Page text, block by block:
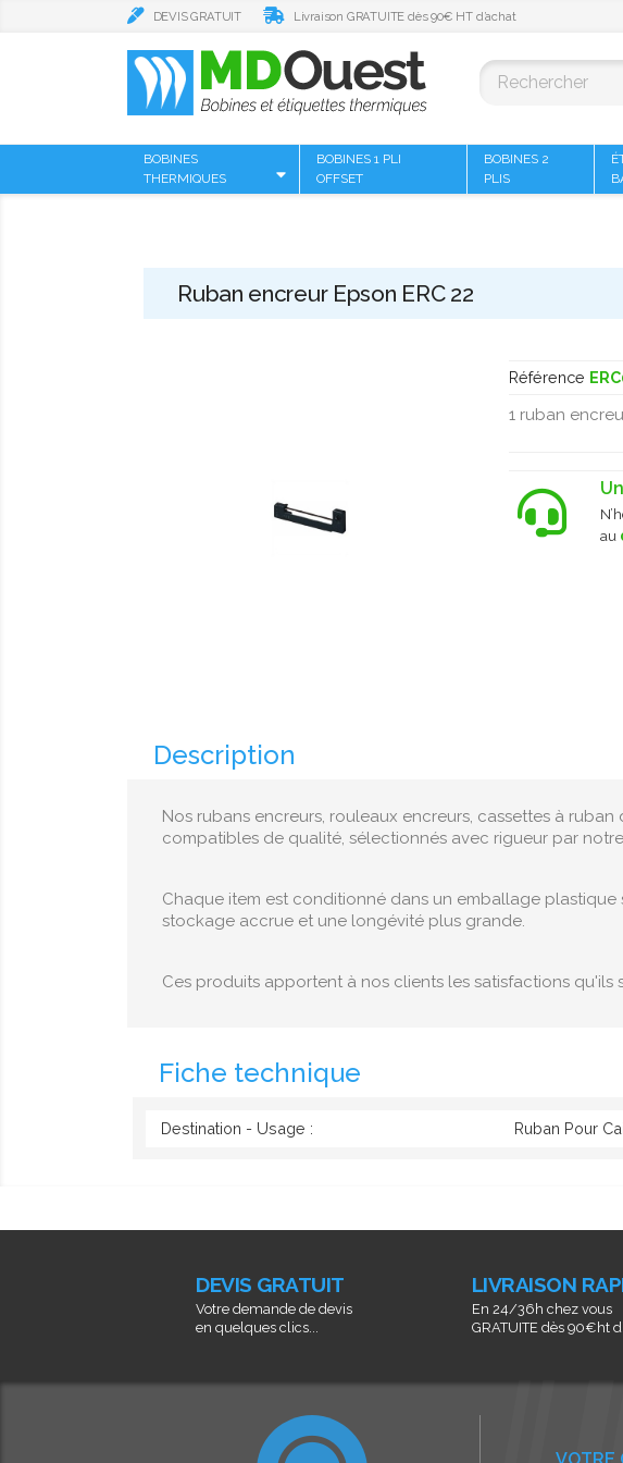
DEVIS GRATUIT Livraison GRATUITE dès 90€ HT d’achat
BOBINES
THERMIQUES
BOBINES 1 PLI
OFFSET
BOBINES 2
PLIS
Ruban encreur Epson ERC 22
Référence
1 ruban
au
Description
Nos rubans encreurs, rouleaux encreurs, cassettes à
compatibles de qualité, sélectionnés avec rigueur par
Chaque item est conditionné dans un emballage
stockage accrue et une longévité plus grande.
Ces produits apportent à nos clients les satisfactions
Fiche technique
Destination - Usage : Ruban Pour
DEVIS GRATUIT
Votre demande de devis
en quelques clics...
LIVRAISON
En 24/36h chez vous
GRATUITE dès 90€ht